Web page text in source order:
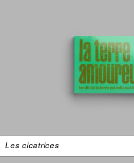
Les cicatrices